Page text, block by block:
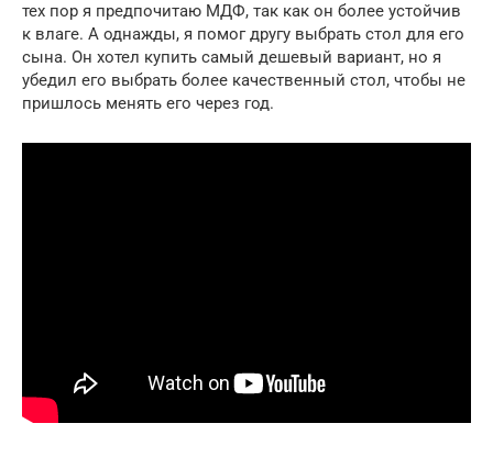
тех пор я предпочитаю МДФ, так как он более устойчив
к влаге. А однажды, я помог другу выбрать стол для его
сына. Он хотел купить самый дешевый вариант, но я
убедил его выбрать более качественный стол, чтобы не
пришлось менять его через год.